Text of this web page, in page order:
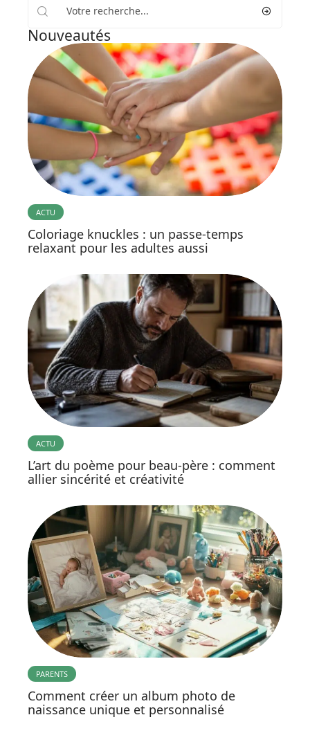
Nouveautés
ACTU
Coloriage knuckles : un passe-temps
relaxant pour les adultes aussi
ACTU
L’art du poème pour beau-père : comment
allier sincérité et créativité
PARENTS
Comment créer un album photo de
naissance unique et personnalisé